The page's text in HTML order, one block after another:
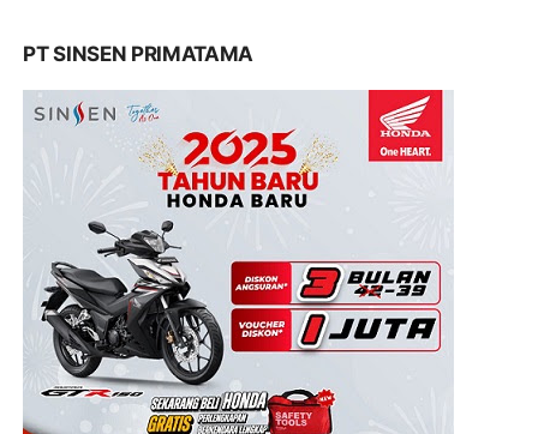
PT SINSEN PRIMATAMA